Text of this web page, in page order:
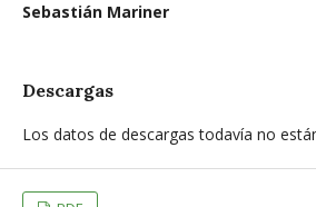
Sebastián Mariner
Descargas
Los datos de descargas todavía no